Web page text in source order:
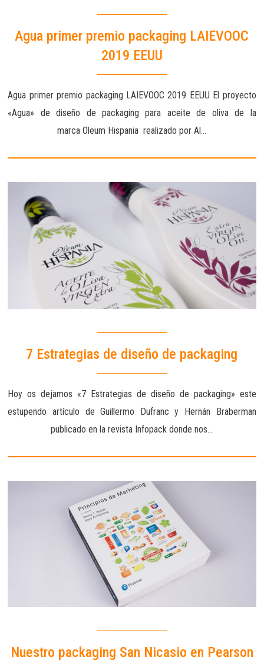
Agua primer premio packaging LAIEVOOC
2019 EEUU
Agua primer premio packaging LAIEVOOC 2019 EEUU El proyecto
«Agua» de diseño de packaging para aceite de oliva de la
marca Oleum Hispania realizado por Al…
7 Estrategias de diseño de packaging
Hoy os dejamos «7 Estrategias de diseño de packaging» este
estupendo artículo de Guillermo Dufranc y Hernán Braberman
publicado en la revista Infopack donde nos…
Nuestro packaging San Nicasio en Pearson